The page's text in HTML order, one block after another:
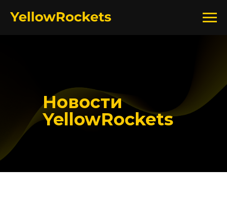
Новости
YellowRockets